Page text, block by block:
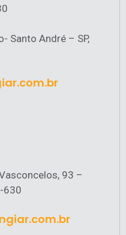
Santo André – SP,
93 –
630